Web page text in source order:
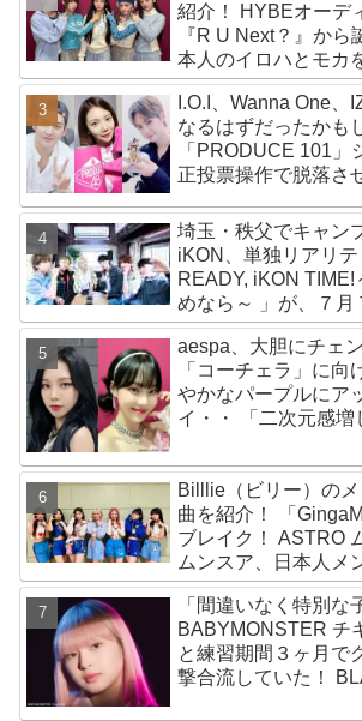
紹介！ HYBEオーデ
『R U Next？』から
本人のイロハとモカ
ールズグループ！ デ
「Magnetic」がいき
ト
I.O.I、Wanna One、
なるはずだったかも
「PRODUCE 101」
正投票操作で脱落さ
埼玉・秩父でキャン
iKON、単独リアリ
READY, iKON TIME!
めなら～ 」が、７月
で放送・配信スター
aespa、大胆にチェ
「コーチェラ」に向
やかなパープルにア
イ・・ 「二次元感増
Billlie（ビリー）の
曲を紹介！ 「
ブレイク！ ASTRO
ムンスア、日本人メ
はるなを要する７人
ループ！ その魅力を
「間違いなく特別な
BABYMONSTER チ
と練習期間３ヶ月で
撃合流していた！